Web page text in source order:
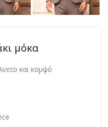
μόκα
και κομψό